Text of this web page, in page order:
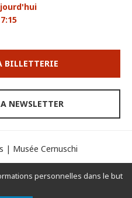
personnelles dans le but
BILLETTERIE
NEWSLETTER
| Musée Cernuschi
les cookies